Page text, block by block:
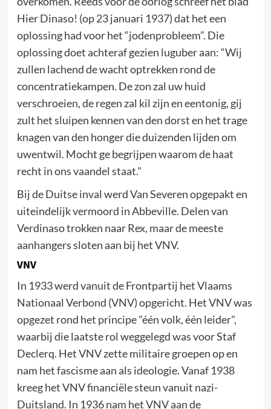
Hier Dinaso! (op 23 januari 1937) dat het een
oplossing had voor het “jodenprobleem”. Die
oplossing doet achteraf gezien luguber aan: “Wij
zullen lachend de wacht optrekken rond de
concentratiekampen. De zon zal uw huid
verschroeien, de regen zal kil zijn en eentonig, gij
zult het sluipen kennen van den dorst en het trage
knagen van den honger die duizenden lijden om
uwentwil. Mocht ge begrijpen waarom de haat
recht in ons vaandel staat."
Bij de Duitse inval werd Van Severen opgepakt en
uiteindelijk vermoord in Abbeville. Delen van
Verdinaso trokken naar Rex, maar de meeste
aanhangers sloten aan bij het VNV.
VNV
In 1933 werd vanuit de Frontpartij het Vlaams
Nationaal Verbond (VNV) opgericht. Het VNV was
opgezet rond het principe "één volk, één leider",
waarbij die laatste rol weggelegd was voor Staf
Declerq. Het VNV zette militaire groepen op en
nam het fascisme aan als ideologie. Vanaf 1938
kreeg het VNV financiële steun vanuit nazi-
Duitsland. In 1936 nam het VNV aan de